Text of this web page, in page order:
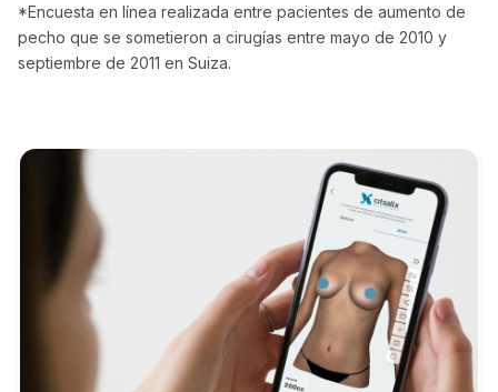
*Encuesta en línea realizada entre pacientes de aumento de
pecho que se sometieron a cirugías entre mayo de 2010 y
septiembre de 2011 en Suiza.